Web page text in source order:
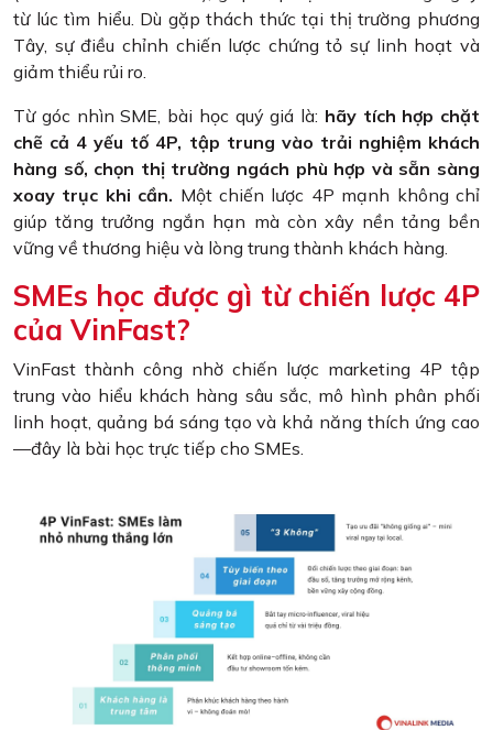
từ lúc tìm hiểu. Dù gặp thách thức tại thị trường phương
Tây, sự điều chỉnh chiến lược chứng tỏ sự linh hoạt và
giảm thiểu rủi ro.
Từ góc nhìn SME, bài học quý giá là: hãy tích hợp chặt
chẽ cả 4 yếu tố 4P, tập trung vào trải nghiệm khách
hàng số, chọn thị trường ngách phù hợp và sẵn sàng
xoay trục khi cần. Một chiến lược 4P mạnh không chỉ
giúp tăng trưởng ngắn hạn mà còn xây nền tảng bền
vững về thương hiệu và lòng trung thành khách hàng.
SMEs học được gì từ chiến lược 4P
của VinFast?
VinFast thành công nhờ chiến lược marketing 4P tập
trung vào hiểu khách hàng sâu sắc, mô hình phân phối
linh hoạt, quảng bá sáng tạo và khả năng thích ứng cao
—đây là bài học trực tiếp cho SMEs.